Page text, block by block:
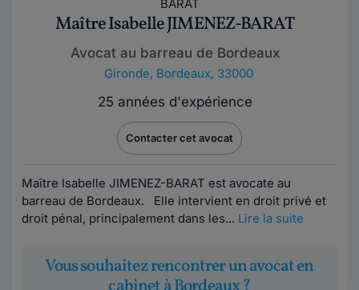
Maître Isabelle JIMENEZ-BARAT
Avocat au barreau de Bordeaux
Gironde, Bordeaux, 33000
25 années d'expérience
Contacter cet avocat
Maître Isabelle JIMENEZ-BARAT est avocate au
barreau de Bordeaux. Elle intervient en droit privé et
droit pénal, principalement dans les... Lire la suite
Vous souhaitez rencontrer un avocat en